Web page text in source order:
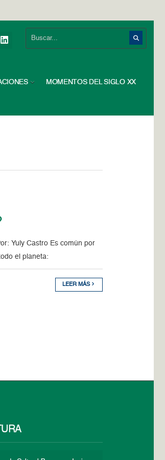
MOMENTOS DEL SIGLO XX
Yuly Castro Es común por
el planeta:
LEER MÁS